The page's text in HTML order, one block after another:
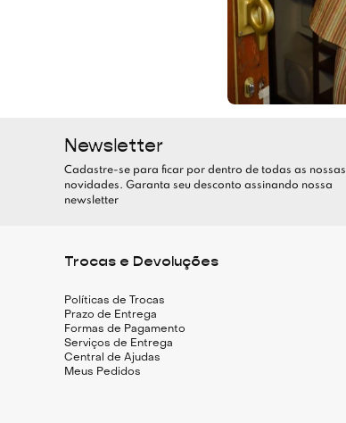
Newsletter
Cadastre-se para ficar por dentro de todas as nossas
novidades. Garanta seu desconto assinando nossa
newsletter
Trocas e Devoluções
Políticas de Trocas
Prazo de Entrega
Formas de Pagamento
Serviços de Entrega
Central de Ajudas
Meus Pedidos